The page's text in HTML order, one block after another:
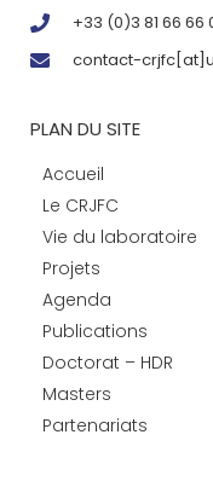
+33 (0)3 81 66 66
contact-
PLAN DU SITE
Accueil
Le CRJFC
Vie du laboratoire
Projets
Agenda
Publications
Doctorat – HDR
Masters
Partenariats